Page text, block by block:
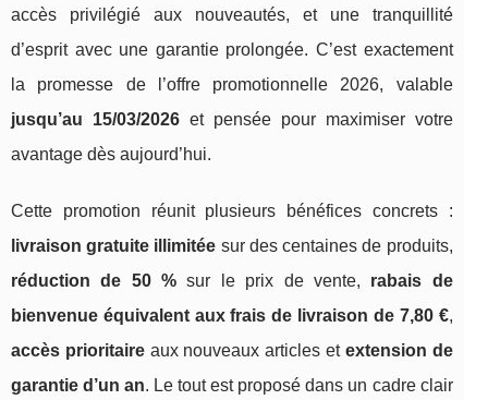
accès privilégié aux nouveautés, et une tranquillité
d’esprit avec une garantie prolongée. C’est exactement
la promesse de l’offre promotionnelle 2026, valable
jusqu’au 15/03/2026et pensée pour maximiser votre
avantage dès aujourd’hui.
Cette promotion réunit plusieurs bénéfices concrets :
livraison gratuite illimitée sur des centaines de produits,
réduction de 50 % sur le prix de vente, rabais de
bienvenue équivalent aux frais de livraison de 7,80 €,
accès prioritaireaux nouveaux articles et extension de
garantie d’un an. Le tout est proposé dans un cadre clair